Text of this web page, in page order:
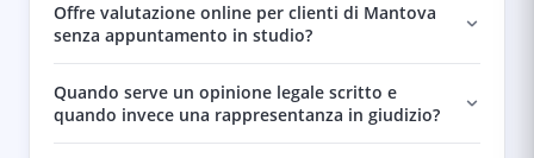
Offre valutazione online per clienti di Mantova
senza appuntamento in studio?
Quando serve un opinione legale scritto e
quando invece una rappresentanza in giudizio?